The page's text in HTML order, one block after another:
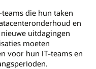
die hun taken
en
uitdagingen
moeten
voor hun IT-teams en